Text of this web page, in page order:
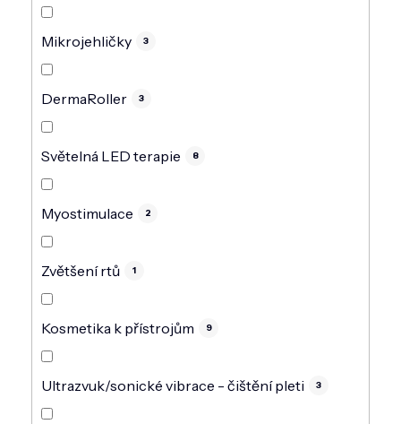
Mikrojehličky 3
DermaRoller 3
Světelná LED terapie 8
Myostimulace 2
Zvětšení rtů 1
Kosmetika k přístrojům 9
Ultrazvuk/sonické vibrace - čištění pleti 3